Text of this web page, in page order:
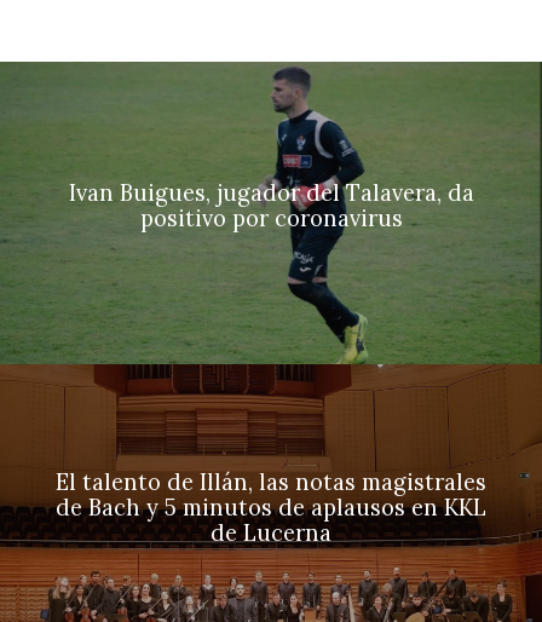
Ivan Buigues, jugador del Talavera, da
positivo por coronavirus
El talento de Illán, las notas magistrales
de Bach y 5 minutos de aplausos en KKL
de Lucerna